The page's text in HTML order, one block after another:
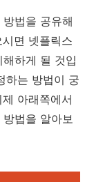
법을 공유해
면 넷플릭스
하게 될 것입
하는 방법이 궁
아래쪽에서
법을 알아보